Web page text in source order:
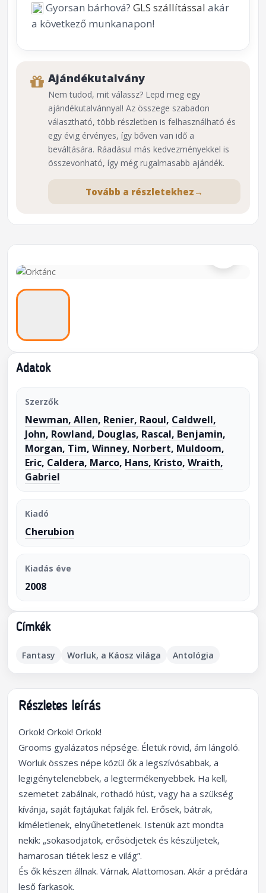
⌕
Adatok
Szerzők
Newman, Allen, Renier, Raoul, Caldwell,
John, Rowland, Douglas, Rascal, Benjamin,
Morgan, Tim, Winney, Norbert, Muldoom,
Eric, Caldera, Marco, Hans, Kristo, Wraith,
Gabriel
Kiadó
Cherubion
Kiadás éve
2008
Címkék
Fantasy Worluk, a Káosz világa Antológia
Gyorsan bárhová? GLS szállítással akár
a következő munkanapon!
Ajándékutalvány
Nem tudod, mit válassz? Lepd meg egy
ajándékutalvánnyal! Az összege szabadon
választható, több részletben is felhasználható és
egy évig érvényes, így bőven van idő a
beváltására. Ráadásul más kedvezményekkel is
összevonható, így még rugalmasabb ajándék.
Tovább a részletekhez →
Részletes leírás
Orkok! Orkok! Orkok!
Grooms gyalázatos népsége. Életük rövid, ám lángoló.
Worluk összes népe közül ők a legszívósabbak, a
legigénytelenebbek, a legtermékenyebbek. Ha kell,
szemetet zabálnak, rothadó húst, vagy ha a szükség
kívánja, saját fajtájukat falják fel. Erősek, bátrak,
kíméletlenek, elnyűhetetlenek. Istenük azt mondta
nekik: „sokasodjatok, erősödjetek és készüljetek,
hamarosan tiétek lesz e világ”.
És ők készen állnak. Várnak. Alattomosan. Akár a prédára
leső farkasok.